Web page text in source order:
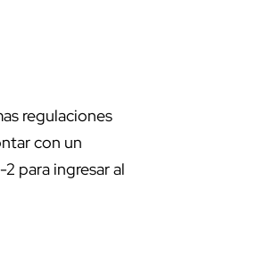
regulaciones
con un
para ingresar al